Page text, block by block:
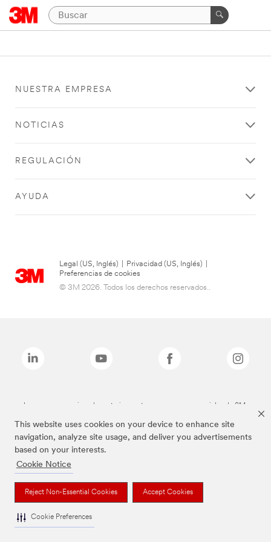
This website uses cookies on your device to enhance site
navigation, analyze site usage, and deliver you advertisements
based on your interests.
Cookie Notice
Reject Non-Essential Cookies Accept Cookies
Cookie Preferences
NUESTRA EMPRESA
NOTICIAS
REGULACIÓN
AYUDA
Legal (US, Inglés) Privacidad (US, Inglés)
Preferencias de cookies
© 3M 2026. Todos los derechos reservados..
Las marcas mencionadas anteriormente son marcas comerciales de 3M.